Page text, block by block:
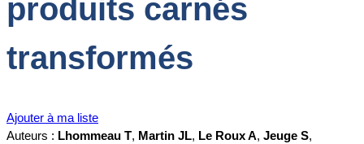
produits carnés
transformés
Ajouter à ma liste
Auteurs : Lhommeau T, Martin JL, Le Roux A, Jeuge S,